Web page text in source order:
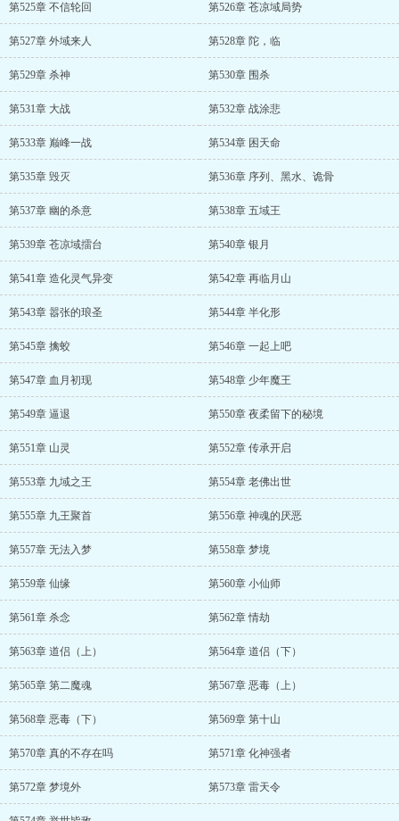
第525章 不信轮回 第526章 苍凉域局势
第527章 外域来人 第528章 陀，临
第529章 杀神 第530章 围杀
第531章 大战 第532章 战涂悲
第533章 巅峰一战 第534章 困天命
第535章 毁灭 第536章 序列、黑水、诡骨
第537章 幽的杀意 第538章 五域王
第539章 苍凉域擂台 第540章 银月
第541章 造化灵气异变 第542章 再临月山
第543章 嚣张的琅圣 第544章 半化形
第545章 擒蛟 第546章 一起上吧
第547章 血月初现 第548章 少年魔王
第549章 逼退 第550章 夜柔留下的秘境
第551章 山灵 第552章 传承开启
第553章 九域之王 第554章 老佛出世
第555章 九王聚首 第556章 神魂的厌恶
第557章 无法入梦 第558章 梦境
第559章 仙缘 第560章 小仙师
第561章 杀念 第562章 情劫
第563章 道侣（上） 第564章 道侣（下）
第565章 第二魔魂 第567章 恶毒（上）
第568章 恶毒（下） 第569章 第十山
第570章 真的不存在吗 第571章 化神强者
第572章 梦境外 第573章 雷天令